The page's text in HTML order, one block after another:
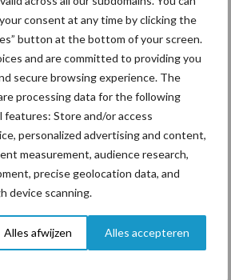
consent at any time by clicking the
button at the bottom of your screen.
and are committed to providing you
secure browsing experience. The
processing data for the following
features: Store and/or access
personalized advertising and content,
measurement, audience research,
precise geolocation data, and
device scanning.
Alles afwijzen Alles accepteren
Bemesting Fokkerij
Ligbox &
Voerhekken